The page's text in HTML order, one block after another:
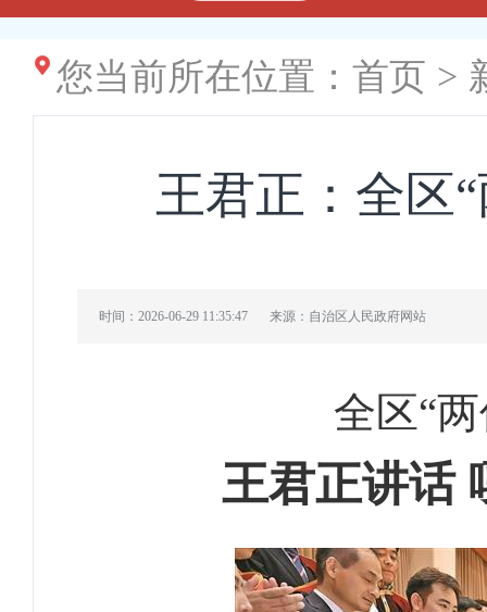
您当前所在位置： 首页 >
王君正：全区
时间：2026-06-29 11:35:47 来源：自治区人民政府网站
全区“
王君正讲话